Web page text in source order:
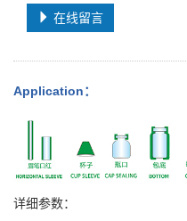
在线留言
Application：
详细参数：